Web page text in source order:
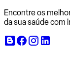
Encontre os
da sua saúde com